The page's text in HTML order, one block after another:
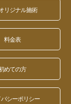
リジナル施術
料金表
めての方
シーポリシー